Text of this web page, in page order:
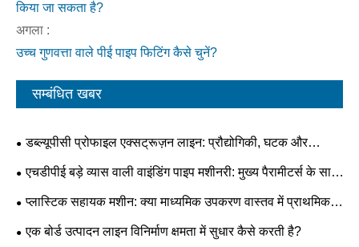
किया जा सकता है?
अगला :
उच्च गुणवत्ता वाले पीई पाइप फिटिंग कैसे चुनें?
सम्बंधित खबर
डब्ल्यूपीसी प्रोफाइल एक्सट्रूज़न लाइन: प्रौद्योगिकी, घटक और
प्रक्रिया अनुकूलन
एचडीपीई बड़े व्यास वाली वाइंडिंग पाइप मशीनरी: मुख्य पैरामीटर्स के साथ
एक व्यावहारिक गाइड
प्लास्टिक सहायक मशीन: क्या माध्यमिक उपकरण वास्तव में प्राथमिक
उत्पादन गुणवत्ता निर्धारित कर सकते हैं?
एक बोर्ड उत्पादन लाइन विनिर्माण क्षमता में सुधार कैसे करती है?